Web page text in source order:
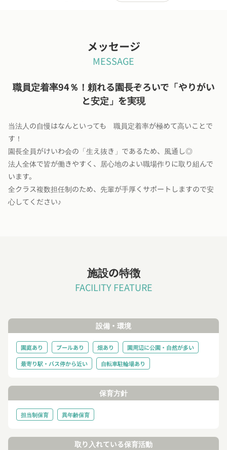
メッセージ
MESSAGE
職員定着率94％！頼れる園長ぞろいで「やりがい
と安定」を実現
当法人の自慢はなんといっても 職員定着率が極めて高いことで
す！
園長全員がけいわ会の「生え抜き」であるため、風通し◎
法人全体で皆が働きやすく、居心地のよい職場作りに取り組んで
います。
全クラス複数担任制のため、先輩が手厚くサポートしますので安
心してください♪
施設の特徴
FACILITY FEATURE
設備・環境
園庭あり プールあり 畑あり
園周辺に公園・自然が多い
最寄り駅・バス停から近い
自転車駐輪場あり
保育方針
担当制保育 異年齢保育
取り入れている保育活動